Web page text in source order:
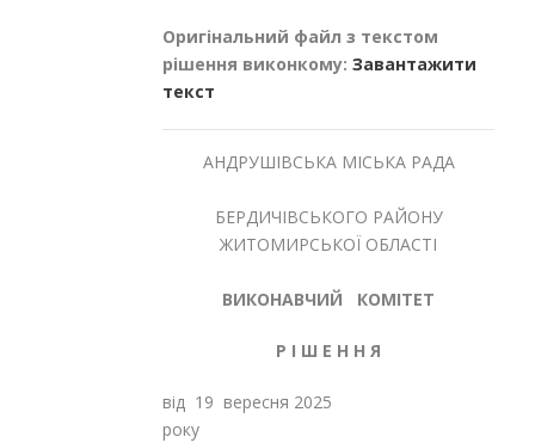
Оригінальний файл з текстом
рішення виконкому: Завантажити
текст
АНДРУШІВСЬКА МІСЬКА РАДА
БЕРДИЧІВСЬКОГО РАЙОНУ
ЖИТОМИРСЬКОЇ ОБЛАСТІ
ВИКОНАВЧИЙ КОМІТЕТ
Р І Ш Е Н Н Я
від 19 вересня 2025